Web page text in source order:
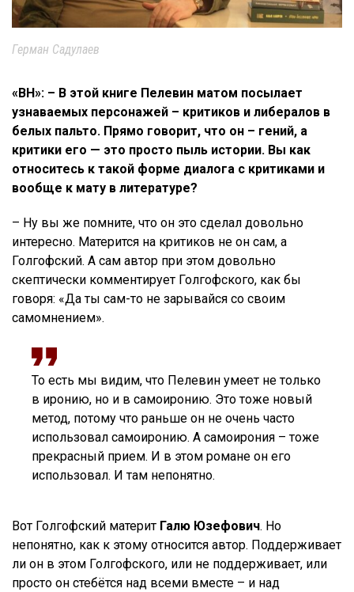
Герман Садулаев
«ВН»: – В этой книге Пелевин матом посылает
узнаваемых персонажей – критиков и либералов в
белых пальто. Прямо говорит, что он – гений, а
критики его — это просто пыль истории. Вы как
относитесь к такой форме диалога с критиками и
вообще к мату в литературе?
– Ну вы же помните, что он это сделал довольно
интересно. Матерится на критиков не он сам, а
Голгофский. А сам автор при этом довольно
скептически комментирует Голгофского, как бы
говоря: «Да ты сам-то не зарывайся со своим
самомнением».
То есть мы видим, что Пелевин умеет не только
в иронию, но и в самоиронию. Это тоже новый
метод, потому что раньше он не очень часто
использовал самоиронию. А самоирония – тоже
прекрасный прием. И в этом романе он его
использовал. И там непонятно.
Вот Голгофский материт Галю Юзефович. Но
непонятно, как к этому относится автор. Поддерживает
ли он в этом Голгофского, или не поддерживает, или
просто он стебётся над всеми вместе – и над